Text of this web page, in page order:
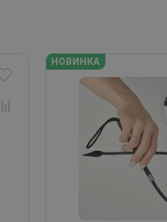
НОВИНКА